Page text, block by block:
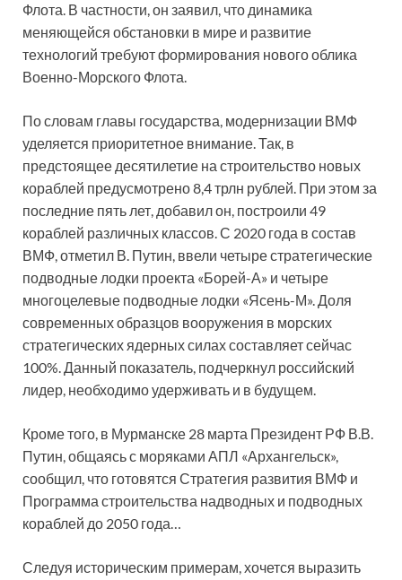
Флота. В частности, он заявил, что динамика
меняющейся обстановки в мире и развитие
технологий требуют формирования нового облика
Военно-Морского Флота.
По словам главы государства, модернизации ВМФ
уделяется приоритетное внимание. Так, в
предстоящее десятилетие на строительство новых
кораблей предусмотрено 8,4 трлн рублей. При этом за
последние пять лет, добавил он, построили 49
кораблей различных классов. С 2020 года в состав
ВМФ, отметил В. Путин, ввели четыре стратегические
подводные лодки проекта «Борей-А» и четыре
многоцелевые подводные лодки «Ясень-М». Доля
современных образцов вооружения в морских
стратегических ядерных силах составляет сейчас
100%. Данный показатель, подчеркнул российский
лидер, необходимо удерживать и в будущем.
Кроме того, в Мурманске 28 марта Президент РФ В.В.
Путин, общаясь с моряками АПЛ «Архангельск»,
сообщил, что готовятся Стратегия развития ВМФ и
Программа строительства надводных и подводных
кораблей до 2050 года…
Следуя историческим примерам, хочется выразить